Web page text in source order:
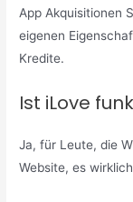
App Akquisitionen
eigenen
Kredite.
Ist iLove
Ja, für Leute, die
Website, es